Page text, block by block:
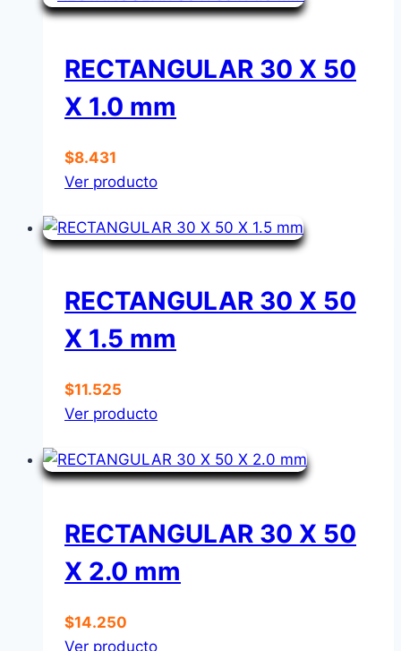
RECTANGULAR 30 X 50
X 1.0 mm
$8.431
Ver producto
RECTANGULAR 30 X 50
X 1.5 mm
$11.525
Ver producto
RECTANGULAR 30 X 50
X 2.0 mm
$14.250
Ver producto